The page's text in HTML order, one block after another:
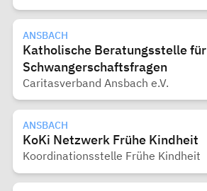
ANSBACH
Katholische Beratungsstelle für
Schwangerschaftsfragen
Caritasverband Ansbach e.V.
ANSBACH
KoKi Netzwerk Frühe Kindheit
Koordinationsstelle Frühe Kindheit